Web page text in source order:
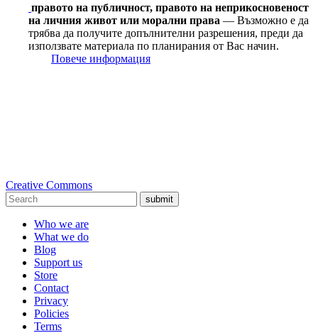
правото на публичност, правото на неприкосновеност
на личния живот или морални права — Възможно е да
трябва да получите допълнителни разрешения, преди да
използвате материала по планирания от Вас начин.
Повече информация
Creative Commons
submit
Who we are
What we do
Blog
Support us
Store
Contact
Privacy
Policies
Terms